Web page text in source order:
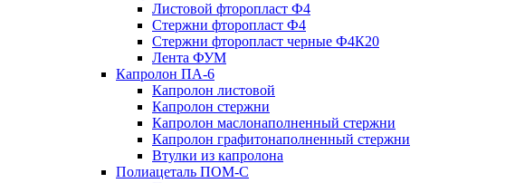
Листовой фторопласт Ф4
Стержни фторопласт Ф4
Стержни фторопласт черные Ф4К20
Лента ФУМ
Капролон ПА-6
Капролон листовой
Капролон стержни
Капролон маслонаполненный стержни
Капролон графитонаполненный стержни
Втулки из капролона
Полиацеталь ПОМ-С